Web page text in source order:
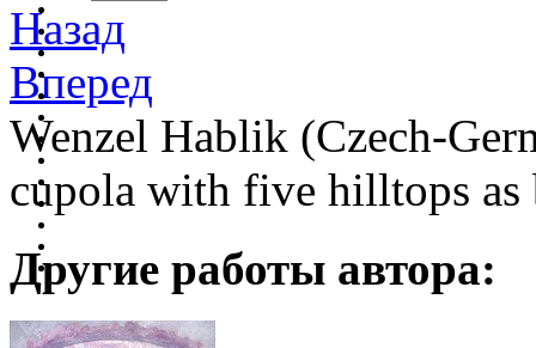
Назад
Вперед
Wenzel Hablik (Czech-
cupola with five hilltops as
Другие работы автора: